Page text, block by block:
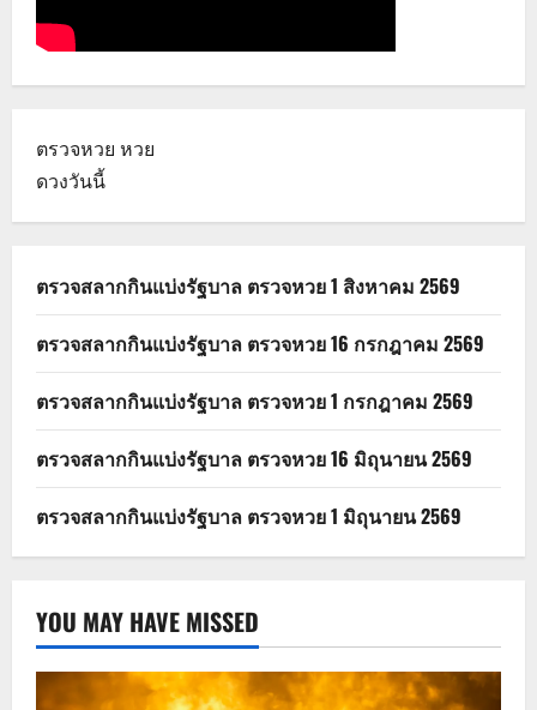
ตรวจหวย หวย
ดวงวันนี้
ตรวจสลากกินแบ่งรัฐบาล ตรวจหวย 1 สิงหาคม 2569
ตรวจสลากกินแบ่งรัฐบาล ตรวจหวย 16 กรกฎาคม 2569
ตรวจสลากกินแบ่งรัฐบาล ตรวจหวย 1 กรกฎาคม 2569
ตรวจสลากกินแบ่งรัฐบาล ตรวจหวย 16 มิถุนายน 2569
ตรวจสลากกินแบ่งรัฐบาล ตรวจหวย 1 มิถุนายน 2569
YOU MAY HAVE MISSED